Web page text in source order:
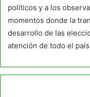
políticos y a los
momentos donde la
desarrollo de las
atención de todo el